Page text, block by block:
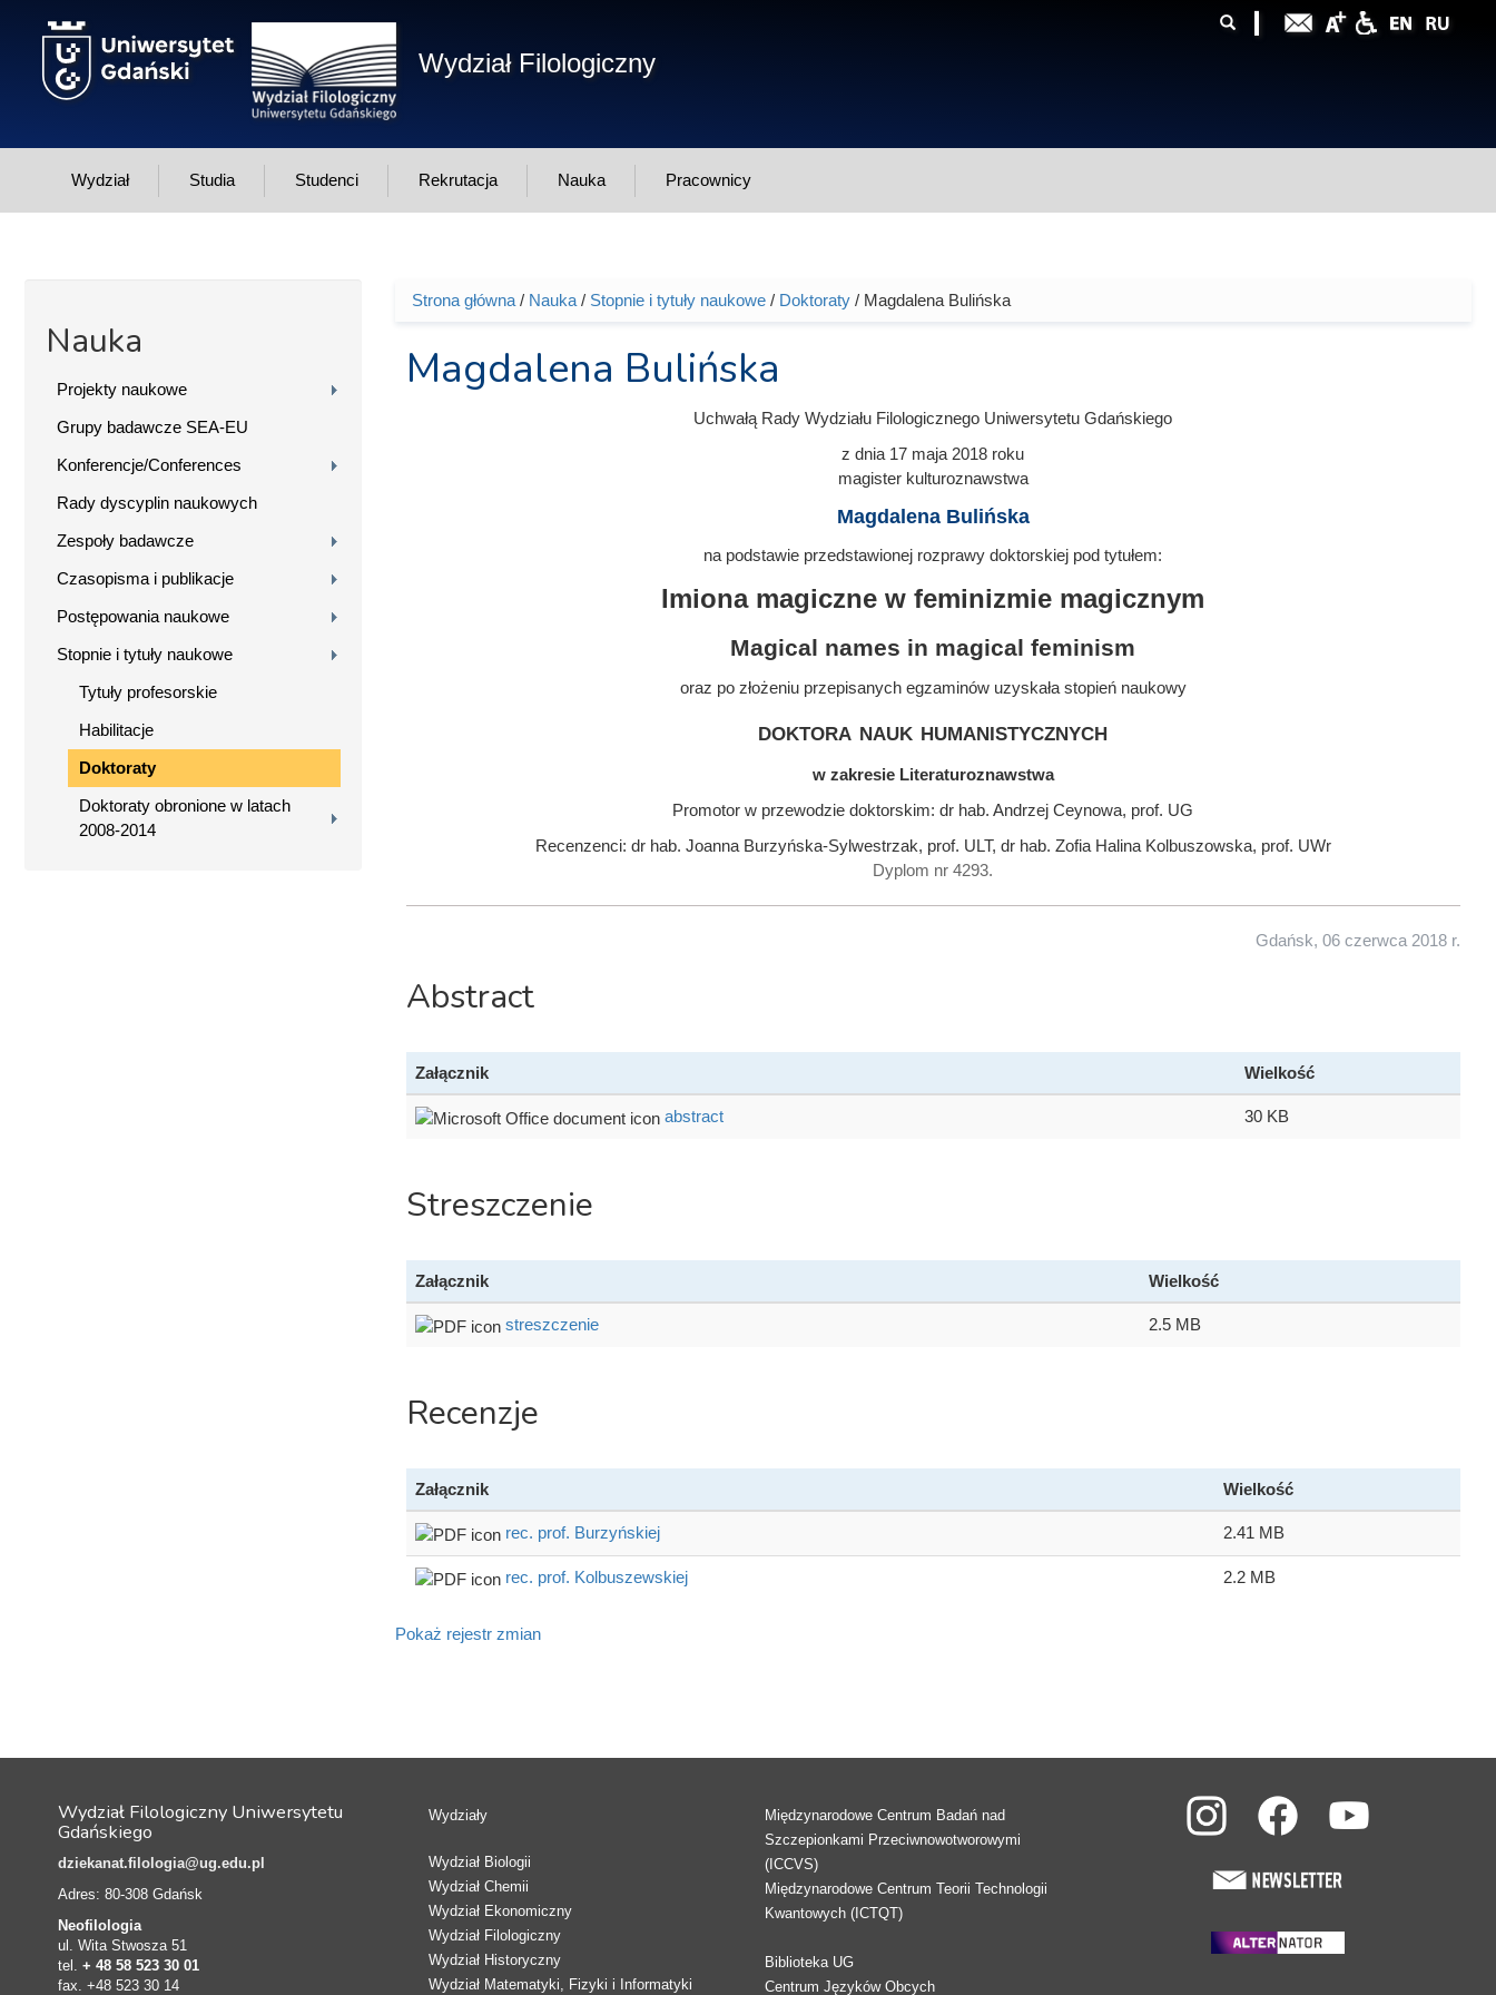
Wydział Filologiczny
Wydział Studia Studenci Rekrutacja Nauka Pracownicy
Nauka
Projekty naukowe
Grupy badawcze SEA-EU
Konferencje/Conferences
Rady dyscyplin naukowych
Zespoły badawcze
Czasopisma i publikacje
Postępowania naukowe
Stopnie i tytuły naukowe
Tytuły profesorskie
Habilitacje
Doktoraty
Doktoraty obronione w latach
2008-2014
Jesteś tutaj
Strona główna/ Nauka/ Stopnie i tytuły naukowe/ Doktoraty/ Magdalena Bulińska
Magdalena Bulińska
Uchwałą Rady Wydziału Filologicznego Uniwersytetu Gdańskiego
z dnia 17 maja 2018 roku
magister kulturoznawstwa
Magdalena Bulińska
na podstawie przedstawionej rozprawy doktorskiej pod tytułem:
Imiona magiczne w feminizmie magicznym
Magical names in magical feminism
oraz po złożeniu przepisanych egzaminów uzyskała stopień naukowy
doktora nauk humanistycznych
w zakresie Literaturoznawstwa
Promotor w przewodzie doktorskim: dr hab. Andrzej Ceynowa, prof. UG
Recenzenci: dr hab. Joanna Burzyńska-Sylwestrzak, prof. ULT, dr hab. Zofia Halina Kolbuszowska, prof. UWr
Dyplom nr 4293.
Gdańsk, 06 czerwca 2018 r.
Abstract
Załącznik Wielkość
abstract 30 KB
Streszczenie
Załącznik Wielkość
streszczenie 2.5 MB
Recenzje
Załącznik Wielkość
rec. prof. Burzyńskiej 2.41 MB
rec. prof. Kolbuszewskiej 2.2 MB
Pokaż rejestr zmian
Wydział Filologiczny Uniwersytetu
Gdańskiego
dziekanat.filologia@ug.edu.pl
Adres: 80-308 Gdańsk
Neofilologia
ul. Wita Stwosza 51
tel. + 48 58 523 30 01
fax. +48 523 30 14
Wydziały
Wydział Biologii
Wydział Chemii
Wydział Ekonomiczny
Wydział Filologiczny
Wydział Historyczny
Wydział Matematyki, Fizyki i Informatyki
Międzynarodowe Centrum Badań nad
Szczepionkami Przeciwnowotworowymi
(ICCVS)
Międzynarodowe Centrum Teorii Technologii
Kwantowych (ICTQT)
Biblioteka UG
Centrum Języków Obcych